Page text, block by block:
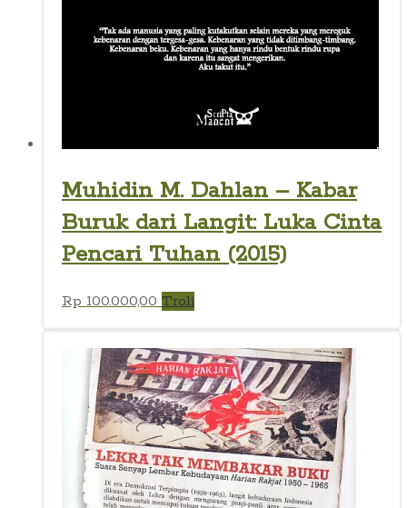
Muhidin M. Dahlan – Kabar
Buruk dari Langit: Luka Cinta
Pencari Tuhan (2015)
Rp100.000,00 Troli